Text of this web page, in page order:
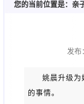
您的当前位置是： 亲
发布
姚晨升级为
的事情。